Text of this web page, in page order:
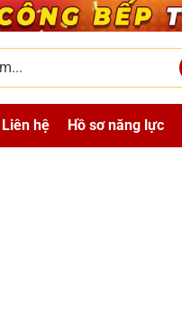
Liên hệ Hồ sơ năng lực